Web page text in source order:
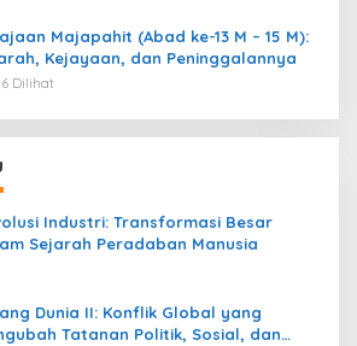
Majapahit (Abad ke-13 M – 15 M):
Kejayaan, dan Peninggalannya
Dilihat
Industri: Transformasi Besar
Sejarah Peradaban Manusia
Dunia II: Konflik Global yang
Tatanan Politik, Sosial, dan